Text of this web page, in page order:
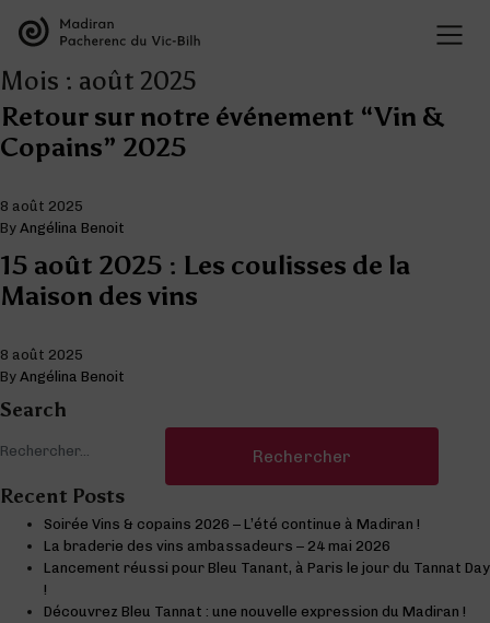
LES APPELLATIONS
Présentation des appellations
L’organisation des appellations
L’histoire des appellations
Recherche et développement
Présentation des cépages
Présentation du terroir
Deux entités au sein de la même maison
LES VINS
Les vins de Madiran
Les vins de Pacherenc du Vic-Bilh
Les vins Bleu Tannat
Dégustation
Les accords mets & vins
CULTURE VIGNERONNE
TOURISME VIGNERONS
La Maison des Vins
Liste des offres
Liste des domaines
Visite des domaines
BLOG
Mois : août 2025
Retour sur notre événement “Vin &
Copains” 2025
8 août 2025
By Angélina Benoit
15 août 2025 : Les coulisses de la
Maison des vins
8 août 2025
By Angélina Benoit
Search
Rechercher :
Recent Posts
Soirée Vins & copains 2026 – L’été continue à Madiran !
La braderie des vins ambassadeurs – 24 mai 2026
Lancement réussi pour Bleu Tanant, à Paris le jour du Tannat Day
!
Découvrez Bleu Tannat : une nouvelle expression du Madiran !